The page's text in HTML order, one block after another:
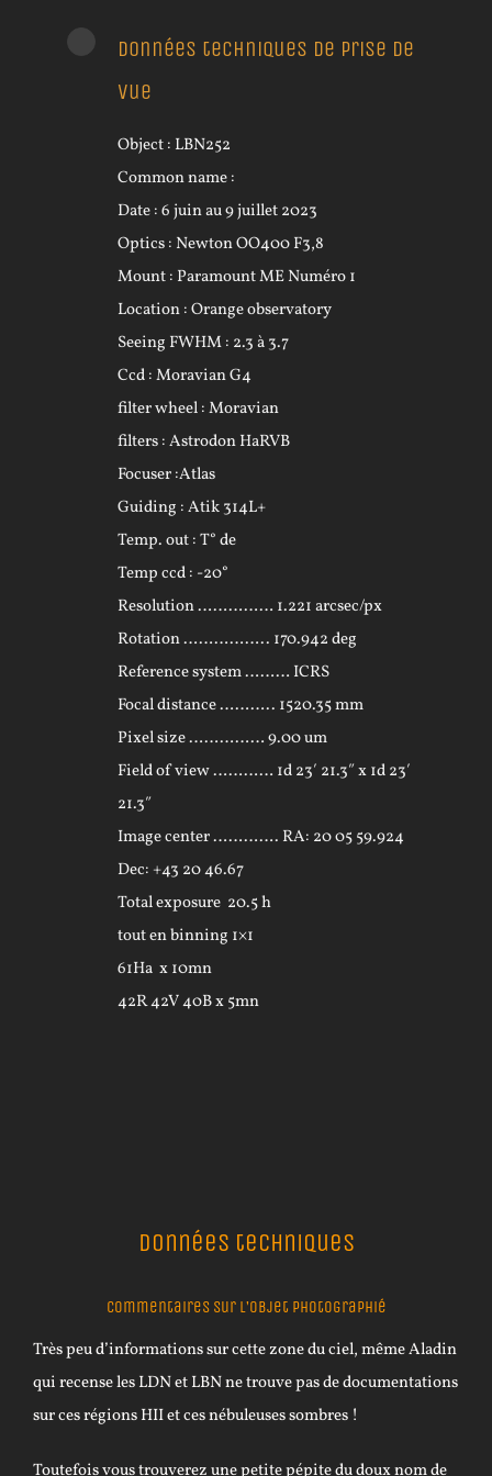
Données techniques de prise de
vue
Object : LBN252
Common name :
Date : 6 juin au 9 juillet 2023
Optics : Newton OO400 F3,8
Mount : Paramount ME Numéro 1
Location : Orange observatory
Seeing FWHM : 2.3 à 3.7
Ccd : Moravian G4
filter wheel : Moravian
filters : Astrodon HaRVB
Focuser :Atlas
Guiding : Atik 314L+
Temp. out : T° de
Temp ccd : -20°
Resolution …………… 1.221 arcsec/px
Rotation …………….. 170.942 deg
Reference system ……… ICRS
Focal distance ……….. 1520.35 mm
Pixel size …………… 9.00 um
Field of view ………… 1d 23′ 21.3″ x 1d 23′
21.3″
Image center …………. RA: 20 05 59.924
Dec: +43 20 46.67
Total exposure 20.5 h
tout en binning 1×1
61Ha x 10mn
42R 42V 40B x 5mn
Données techniques
Commentaires sur l’objet photographié
Très peu d’informations sur cette zone du ciel, même Aladin
qui recense les LDN et LBN ne trouve pas de documentations
sur ces régions HII et ces nébuleuses sombres !
Toutefois vous trouverez une petite pépite du doux nom de